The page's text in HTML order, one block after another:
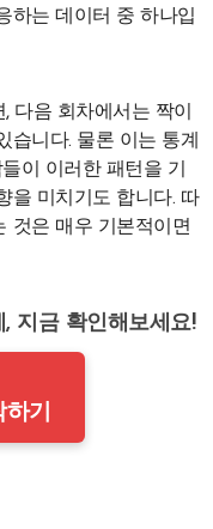
하는 데이터 중 하나입
다음 회차에서는 짝이
습니다. 물론 이는 통계
이 이러한 패턴을 기
을 미치기도 합니다. 따
것은 매우 기본적이면
, 지금 확인해보세요!
기